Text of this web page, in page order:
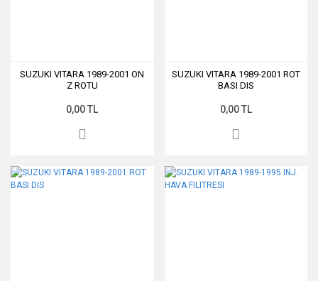
SUZUKI VITARA 1989-2001 ON
Z ROTU
0,00 TL
SUZUKI VITARA 1989-2001 ROT
BASI DIS
0,00 TL